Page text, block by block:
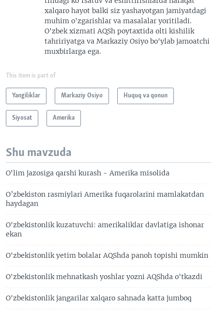
xalqaro hayot balki siz yashayotgan jamiyatdagi
muhim o'zgarishlar va masalalar yoritiladi.
O'zbek xizmati AQSh poytaxtida olti kishilik
tahririyatga va Markaziy Osiyo bo'ylab jamoatchi
muxbirlarga ega.
This item is part of
Yangiliklar Markaziy Osiyo Huquq va qonun
Siyosat Amerika
Shu mavzuda
O'lim jazosiga qarshi kurash - Amerika misolida
O’zbekiston rasmiylari Amerika fuqarolarini mamlakatdan
haydagan
O'zbekistonlik kuzatuvchi: amerikaliklar davlatiga ishonar
ekan
O'zbekistonlik yetim bolalar AQShda panoh topishi mumkin
O'zbekistonlik mehnatkash yoshlar yozni AQShda o'tkazdi
O'zbekistonlik jangarilar xalqaro sahnada katta jumboq